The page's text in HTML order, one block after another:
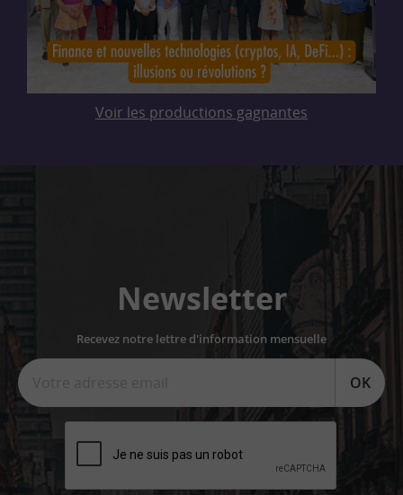
Voir les productions gagnantes
Newsletter
Recevez notre lettre d'information mensuelle
OK